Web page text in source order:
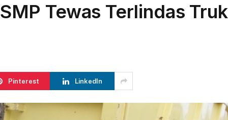
Tewas Terlindas Truk
Pinterest LinkedIn